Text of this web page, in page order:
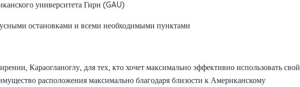
университета Гирн (GAU)
остановками и всеми необходимыми пунктами
Караогланоглу, для тех, кто хочет максимально эффективно использовать свой
расположения максимально благодаря близости к Американскому